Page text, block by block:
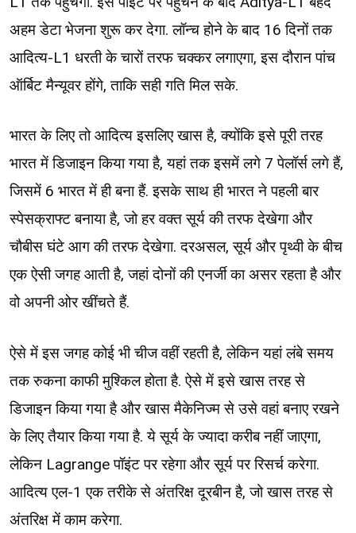
अहम डेटा भेजना शुरू कर देगा. लॉन्च होने के बाद 16 दिनों तक
आदित्य-L1 धरती के चारों तरफ चक्कर लगाएगा, इस दौरान पांच
ऑर्बिट मैन्यूवर होंगे, ताकि सही गति मिल सके.
भारत के लिए तो आदित्य इसलिए खास है, क्योंकि इसे पूरी तरह
भारत में डिजाइन किया गया है, यहां तक इसमें लगे 7 पेलॉर्स लगे हैं,
जिसमें 6 भारत में ही बना हैं. इसके साथ ही भारत ने पहली बार
स्पेसक्राफ्ट बनाया है, जो हर वक्त सूर्य की तरफ देखेगा और
चौबीस घंटे आग की तरफ देखेगा. दरअसल, सूर्य और पृथ्वी के बीच
एक ऐसी जगह आती है, जहां दोनों की एनर्जी का असर रहता है और
वो अपनी ओर खींचते हैं.
ऐसे में इस जगह कोई भी चीज वहीं रहती है, लेकिन यहां लंबे समय
तक रुकना काफी मुश्किल होता है. ऐसे में इसे खास तरह से
डिजाइन किया गया है और खास मैकेनिज्म से उसे वहां बनाए रखने
के लिए तैयार किया गया है. ये सूर्य के ज्यादा करीब नहीं जाएगा,
लेकिन Lagrange पॉइंट पर रहेगा और सूर्य पर रिसर्च करेगा.
आदित्य एल-1 एक तरीके से अंतरिक्ष दूरबीन है, जो खास तरह से
अंतरिक्ष में काम करेगा.